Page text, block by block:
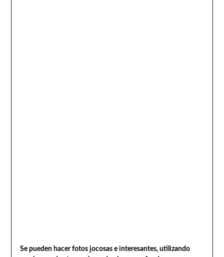
Se pueden hacer fotos jocosas e interesantes, utilizando